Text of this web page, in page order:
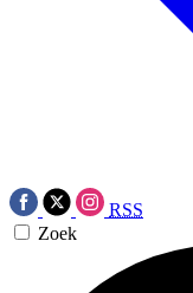
RSS
Zoek